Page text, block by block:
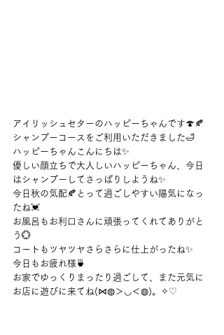
アイリッシュセターのハッピーちゃんです🍄🍂
シャンプーコースをご利用いただきました🛁
ハッピーちゃんこんにちは✨
優しい顔立ちで大人しいハッピーちゃん、今日
はシャンプーしてさっぱりしようね✨
今日秋の気配🍂とって過ごしやすい陽気になっ
たね💓
お風呂もお利口さんに頑張ってくれてありがと
う💮
コートもツヤツヤさらさらに仕上がったね✨
今日もお疲れ様🍵
お家でゆっくりまったり過ごして、また元気に
お店に遊びに来てね(⋈◍＞◡＜◍)。✧♡